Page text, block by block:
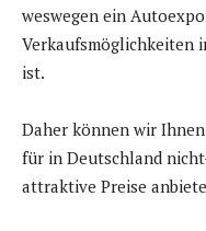
weswegen ein
Verkaufsmöglichkeiten
ist.
Daher können wir
für in Deutschland
attraktive Preise